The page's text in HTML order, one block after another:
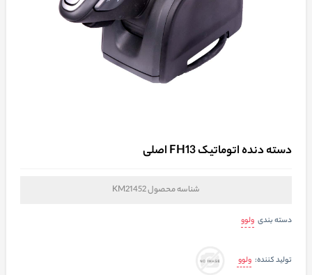
دسته دنده اتوماتیک FH13 اصلی
شناسه محصولKM21452
دسته بندی ولوو
تولید کننده: ولوو